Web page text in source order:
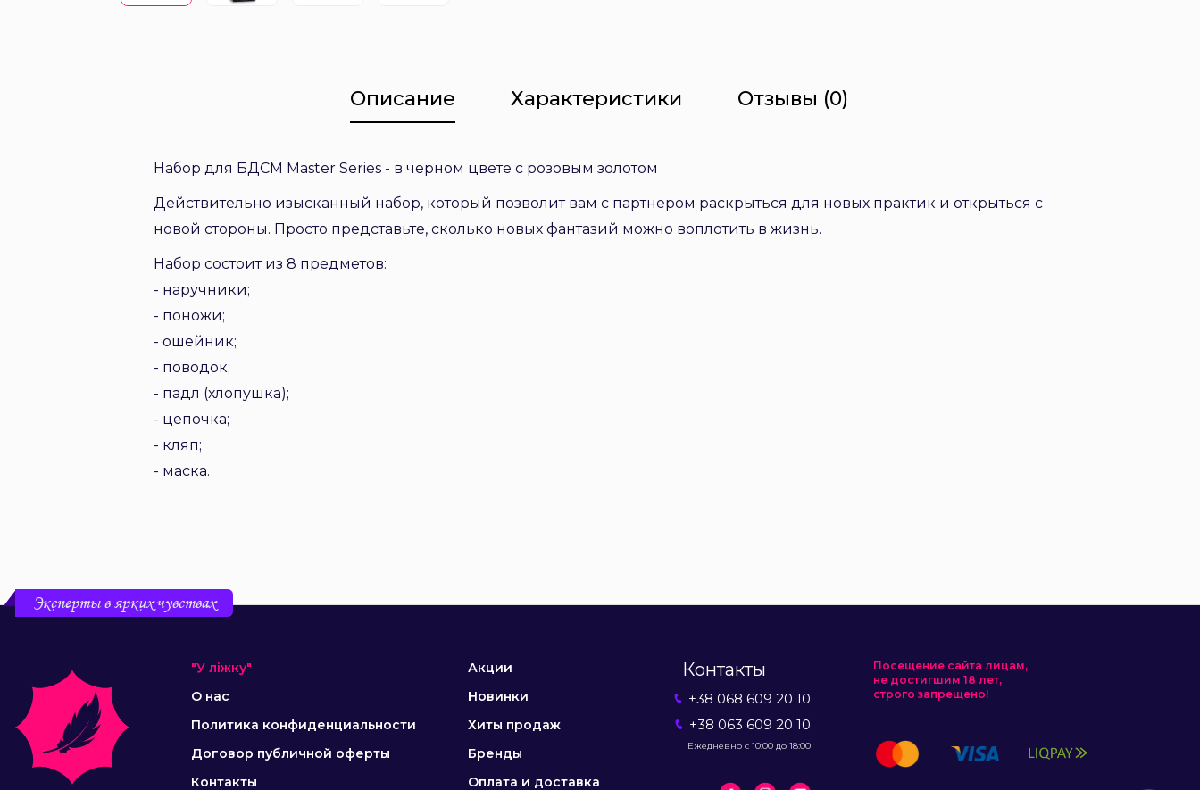
Описание Характеристики Отзывы (0)
Набор для БДСМ Master Series - в черном цвете с розовым золотом
Действительно изысканный набор, который позволит вам с партнером раскрыться для новых практик и открыться с
новой стороны. Просто представьте, сколько новых фантазий можно воплотить в жизнь.
Набор состоит из 8 предметов:
- наручники;
- поножи;
- ошейник;
- поводок;
- падл (хлопушка);
- цепочка;
- кляп;
- маска.
Эксперты в ярких чувствах
"У ліжку"
О нас
Политика конфиденциальности
Договор публичной оферты
Контакты
Акции
Новинки
Хиты продаж
Бренды
Оплата и доставка
Контакты
+38 068 609 20 10
+38 063 609 20 10
Ежедневно с 10:00 до 18:00
Посещение сайта лицам,
не достигшим 18 лет,
строго запрещено!